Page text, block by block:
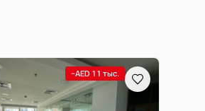
−AED 11 тыс.